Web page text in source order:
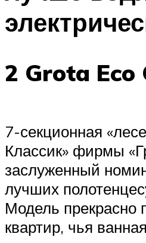
2 Grota Eco
7-секционная
Классик» фирмы
заслуженный
лучших
Модель прекрасно
квартир, чья